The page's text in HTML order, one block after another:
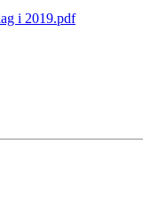
i 2019.pdf